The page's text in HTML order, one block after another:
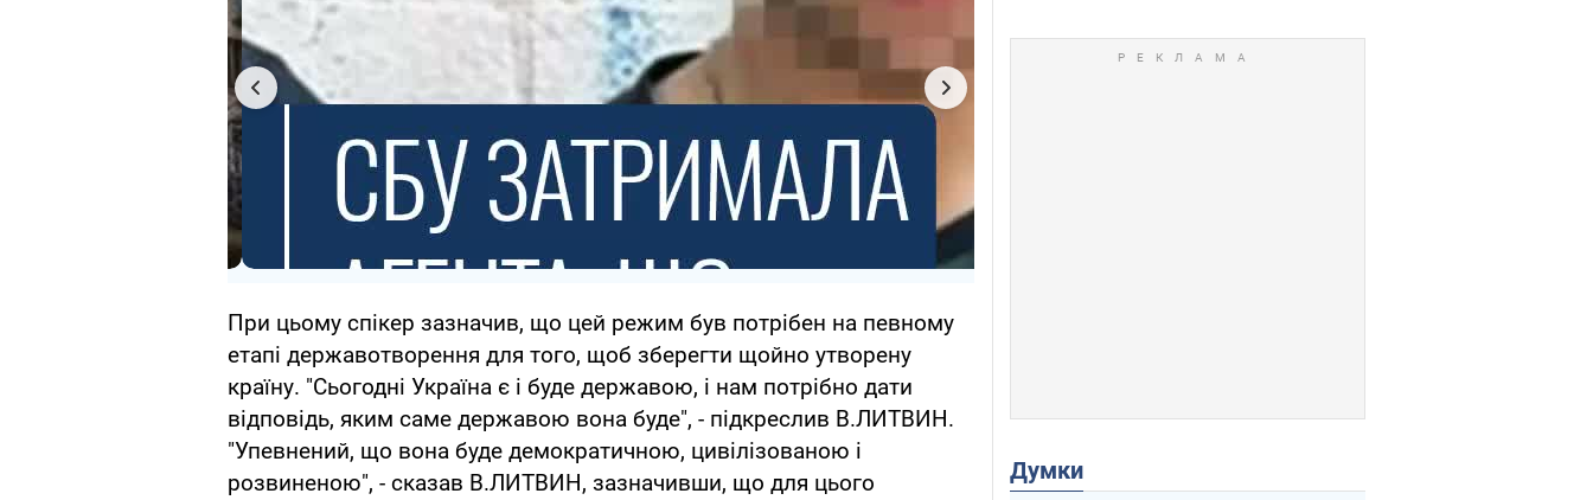
При цьому спікер зазначив, що цей режим був потрібен на певному
етапі державотворення для того, щоб зберегти щойно утворену
країну. "Сьогодні Україна є і буде державою, і нам потрібно дати
відповідь, яким саме державою вона буде", - підкреслив В.ЛИТВИН.
"Упевнений, що вона буде демократичною, цивілізованою і
розвиненою", - сказав В.ЛИТВИН, зазначивши, що для цього
Думки